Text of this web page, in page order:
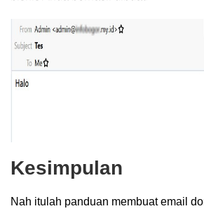
Kesimpulan
Nah itulah panduan membuat email